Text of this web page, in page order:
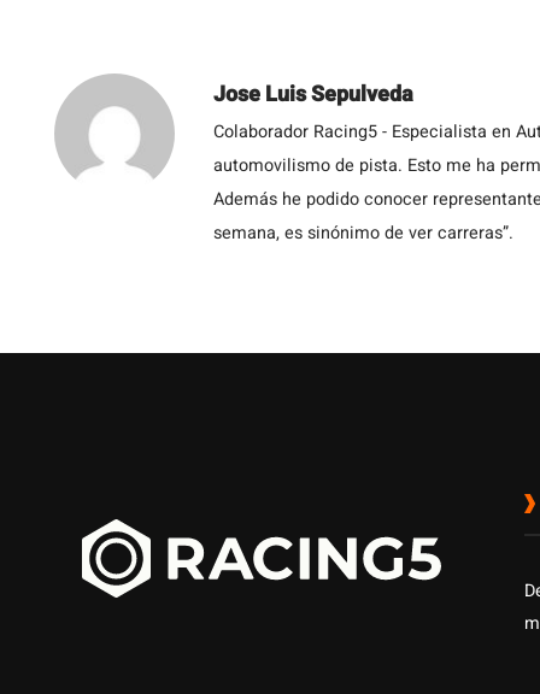
Jose Luis Sepulveda
Colaborador Racing5 - Especialista en
automovilismo de pista. Esto me ha
Además he podido conocer
semana, es sinónimo de ver carreras”.